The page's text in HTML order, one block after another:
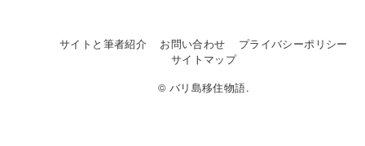
サイトと筆者紹介 お問い合わせ
プライバシーポリシー
サイトマップ
© バリ島移住物語.